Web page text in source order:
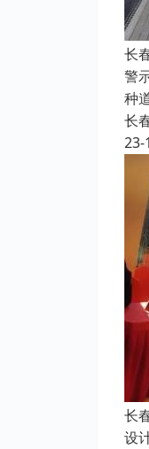
长
警
种
长
23-
长
设